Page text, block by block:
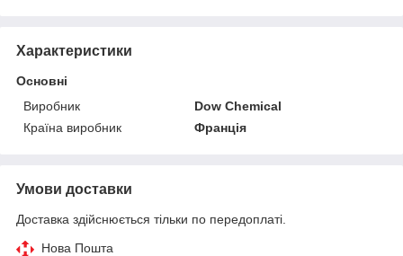
Характеристики
Основні
Виробник
Dow Chemical
Країна виробник
Франція
Умови доставки
Доставка здійснюється тільки по передоплаті.
Нова Пошта